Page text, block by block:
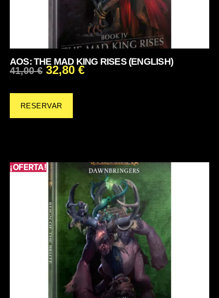
AOS: THE MAD KING RISES (ENGLISH)
41,00€ 32,80 €
RESERVAR
¡OFERTA!